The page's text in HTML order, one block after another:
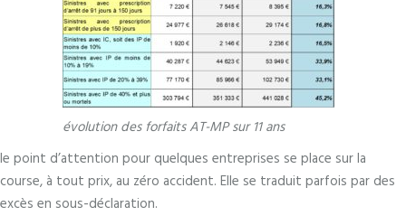
évolution des forfaits AT-MP sur 11 ans
le point d’attention pour quelques entreprises se place sur la
course, à tout prix, au zéro accident. Elle se traduit parfois par des
excès en sous-déclaration.